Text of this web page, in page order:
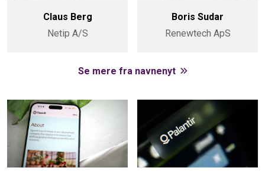
Claus Berg
Netip A/S
Boris Sudar
Renewtech ApS
Se mere fra navnenyt